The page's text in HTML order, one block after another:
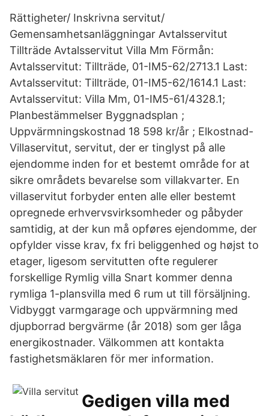
Rättigheter/ Inskrivna servitut/
Gemensamhetsanläggningar Avtalsservitut
Tillträde Avtalsservitut Villa Mm Förmån:
Avtalsservitut: Tillträde, 01-IM5-62/2713.1 Last:
Avtalsservitut: Tillträde, 01-IM5-62/1614.1 Last:
Avtalsservitut: Villa Mm, 01-IM5-61/4328.1;
Planbestämmelser Byggnadsplan ;
Uppvärmningskostnad 18 598 kr/år ; Elkostnad-
Villaservitut, servitut, der er tinglyst på alle
ejendomme inden for et bestemt område for at
sikre områdets bevarelse som villakvarter. En
villaservitut forbyder enten alle eller bestemt
opregnede erhvervsvirksomheder og påbyder
samtidig, at der kun må opføres ejendomme, der
opfylder visse krav, fx fri beliggenhed og højst to
etager, ligesom servitutten ofte regulerer
forskellige Rymlig villa Snart kommer denna
rymliga 1-plansvilla med 6 rum ut till försäljning.
Vidbyggt varmgarage och uppvärmning med
djupborrad bergvärme (år 2018) som ger låga
energikostnader. Välkommen att kontakta
fastighetsmäklaren för mer information.
Gedigen villa med